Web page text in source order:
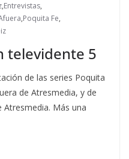
,Entrevistas,
,Poquita Fe,
televidente 5
de las series Poquita
de Atresmedia, y de
Atresmedia. Más una